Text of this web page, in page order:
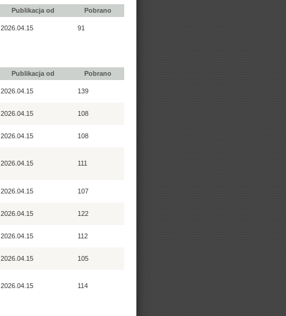
Publikacja od Pobrano
2026.04.15 91
Publikacja od Pobrano
2026.04.15 139
2026.04.15 108
2026.04.15 108
2026.04.15 111
2026.04.15 107
2026.04.15 122
2026.04.15 112
2026.04.15 105
2026.04.15 114